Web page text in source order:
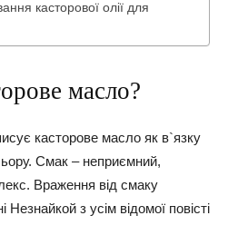
касторової олії для
масло?
касторове масло як в`язку
Смак – неприємний,
Враження від смаку
з усім відомої повісті